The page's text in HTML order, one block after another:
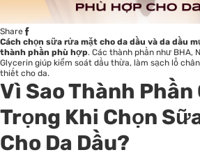
Share
Cách chọn sữa rửa mặt cho da dầu và da dầu
thành phần phù hợp. Các thành phần như BHA,
Glycerin giúp kiểm soát dầu thừa, làm sạch lỗ
thiết cho da.
Vì Sao Thành Phần
Trọng Khi Chọn
Cho Da Dầu?